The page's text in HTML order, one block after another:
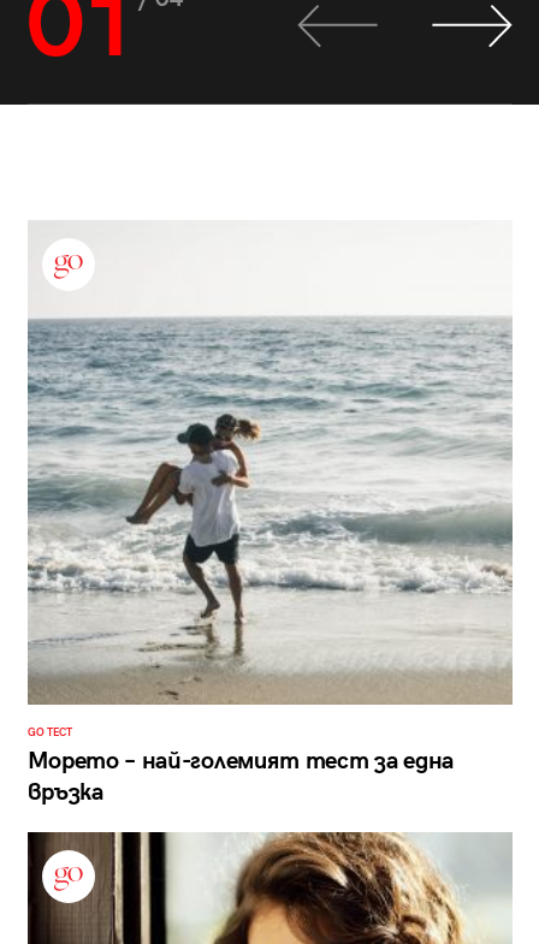
01
GO ТЕСТ
Морето – най-големият тест за една
връзка